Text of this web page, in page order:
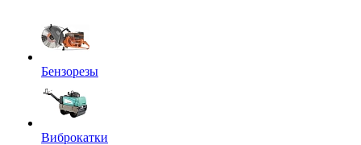
Бензорезы
Виброкатки